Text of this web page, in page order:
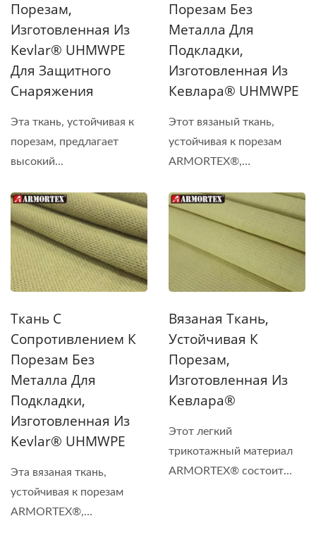
Порезам,
Изготовленная Из
Kevlar® UHMWPE
Для Защитного
Снаряжения
Эта ткань, устойчивая к
порезам, предлагает
высокий...
Порезам Без
Металла Для
Подкладки,
Изготовленная Из
Кевлара® UHMWPE
Этот вязаный ткань,
устойчивая к порезам
ARMORTEX®,
Ткань С
Сопротивлением К
Порезам Без
Металла Для
Подкладки,
Изготовленная Из
Kevlar® UHMWPE
Эта вязаная ткань,
устойчивая к порезам
ARMORTEX®,
Вязаная Ткань,
Устойчивая К
Порезам,
Изготовленная Из
Кевлара®
Этот легкий
трикотажный материал
ARMORTEX® состоит